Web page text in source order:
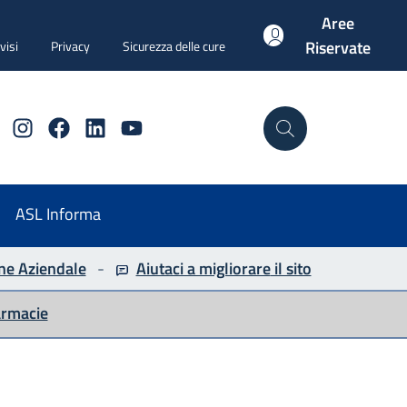
Privacy Sicurezza delle cure
Aree
Riservate
InstagramFacebookLinkedinYouTube
ASL Informa
Aziendale- Aiutaci a migliorareil sito